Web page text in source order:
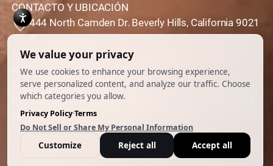
CONTACTO Y UBICACIÓN
444 North Camden Dr. Beverly Hills, California 9021
0
310,651,6267
© 2026 Todos los derechos reservados.
Impulsado porAnkord Media
Política de privacidad|Descargo de responsabilidad y
condiciones de uso